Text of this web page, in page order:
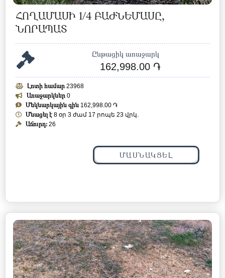
ՀՈՂԱՄԱՍԻ 1/4 ԲԱԺՆԵՄԱՍԸ,
ՆՈՐԱՊԱՏ
Ընթացիկ առաջարկ
162,998.00 ֏
Լոտի համար 23968
Առաջարկներ 0
Մեկնարկային գին 162,998.00 ֏
Մնացել է 8 օր 3 ժամ 17 րոպե 20 վրկ.
Աճուրդ: 26
ՄԱՍՆԱԿՑԵԼ